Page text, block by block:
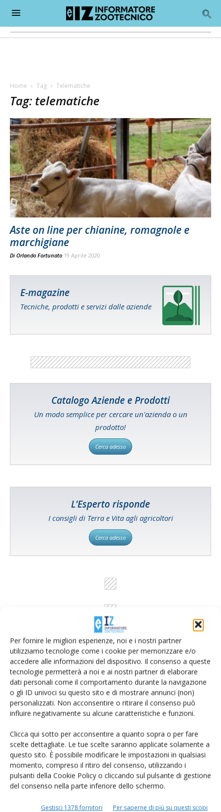
Per fornire le migliori esperienze, noi e i nostri partner
utilizziamo tecnologie come i cookie per memorizzare e/o
accedere alle informazioni del dispositivo. Il consenso a queste
tecnologie permetterà a noi e ai nostri partner di elaborare
dati personali come il comportamento durante la navigazione
o gli ID univoci su questo sito e di mostrare annunci (non)
personalizzati. Non acconsentire o ritirare il consenso può
influire negativamente su alcune caratteristiche e funzioni.
Clicca qui sotto per acconsentire a quanto sopra o per fare
scelte dettagliate. Le tue scelte saranno applicate solamente a
questo sito. È possibile modificare le impostazioni in qualsiasi
momento, compreso il ritiro del consenso, utilizzando i
pulsanti della Cookie Policy o cliccando sul pulsante di gestione
del consenso nella parte inferiore dello schermo.
Gestisci 1378 fornitori Per saperne di più su questi scopi
Home Tag Telematiche
Tag: telematiche
Aste on line per chianine, romagnole e
marchigiane
Di Orlando Fortunato 19 Aprile 2020
E-magazine
Tecniche, prodotti e servizi dalle aziende
Catalogo Aziende e Prodotti
Un modo semplice per cercare un'azienda o un
prodotto!
Cerca adesso
L'Esperto risponde
I consigli di Terra e Vita agli agricoltori
Cerca adesso
Rimani aggiornato sul mondo
dell’agricoltura